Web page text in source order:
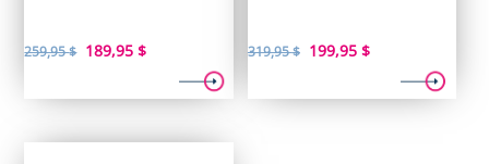
259,95$ Le
initial
189,95$Le
actuel
319,95$
Le
initial
199,95 $Le
actuel